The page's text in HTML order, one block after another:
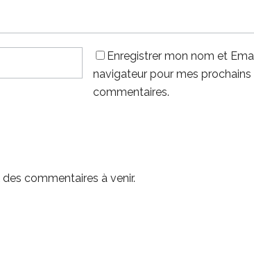
Enregistrer mon nom et
navigateur pour mes prochains
commentaires.
commentaires à venir.